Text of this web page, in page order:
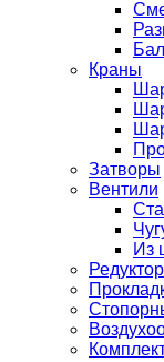
Краны
Затворы
Вентили
Из